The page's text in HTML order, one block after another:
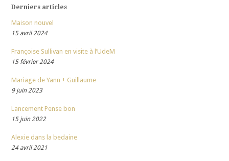
Derniers articles
Maison nouvel
15 avril 2024
Françoise Sullivan en visite à l’UdeM
15 février 2024
Mariage de Yann + Guillaume
9 juin 2023
Lancement Pense bon
15 juin 2022
Alexie dans la bedaine
24 avril 2021